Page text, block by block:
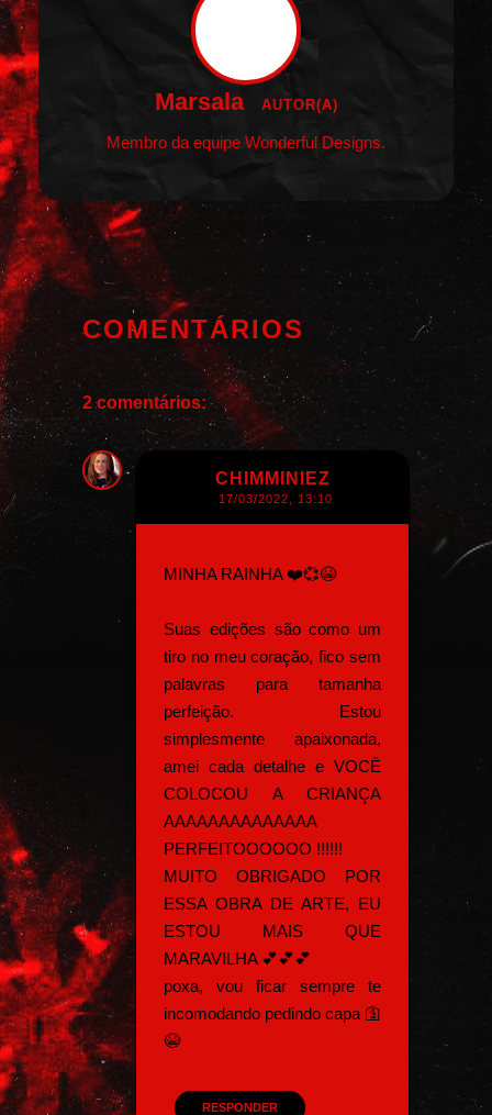
Marsala AUTOR(A)
Membro da equipe Wonderful Designs.
COMENTÁRIOS
2 comentários:
CHIMMINIEZ
17/03/2022, 13:10
MINHA RAINHA ❤️💞😭
Suas edições são como um
tiro no meu coração, fico sem
palavras para tamanha
perfeição. Estou
simplesmente apaixonada,
amei cada detalhe e VOCÊ
COLOCOU A CRIANÇA
AAAAAAAAAAAAAA
PERFEITOOOOOO !!!!!!
MUITO OBRIGADO POR
ESSA OBRA DE ARTE, EU
ESTOU MAIS QUE
MARAVILHA 💕💕💕
poxa, vou ficar sempre te
incomodando pedindo capa 🛐
😭
RESPONDER